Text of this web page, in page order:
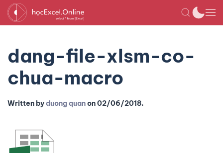
dang-file-xlsm-co-
chua-macro
Written byduong quanon02/06/2018.